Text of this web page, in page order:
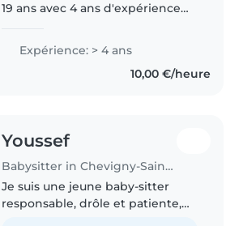
19 ans avec 4 ans d'expérience
parle couramment l'anglais,
l'arabe, l'espagnol et le français.
En plus de mes compétences..
Expérience: > 4 ans
10,00 €/heure
Youssef
Babysitter in Chevigny-Saint-Sauveur
Je suis une jeune baby-sitter
responsable, drôle et patiente,